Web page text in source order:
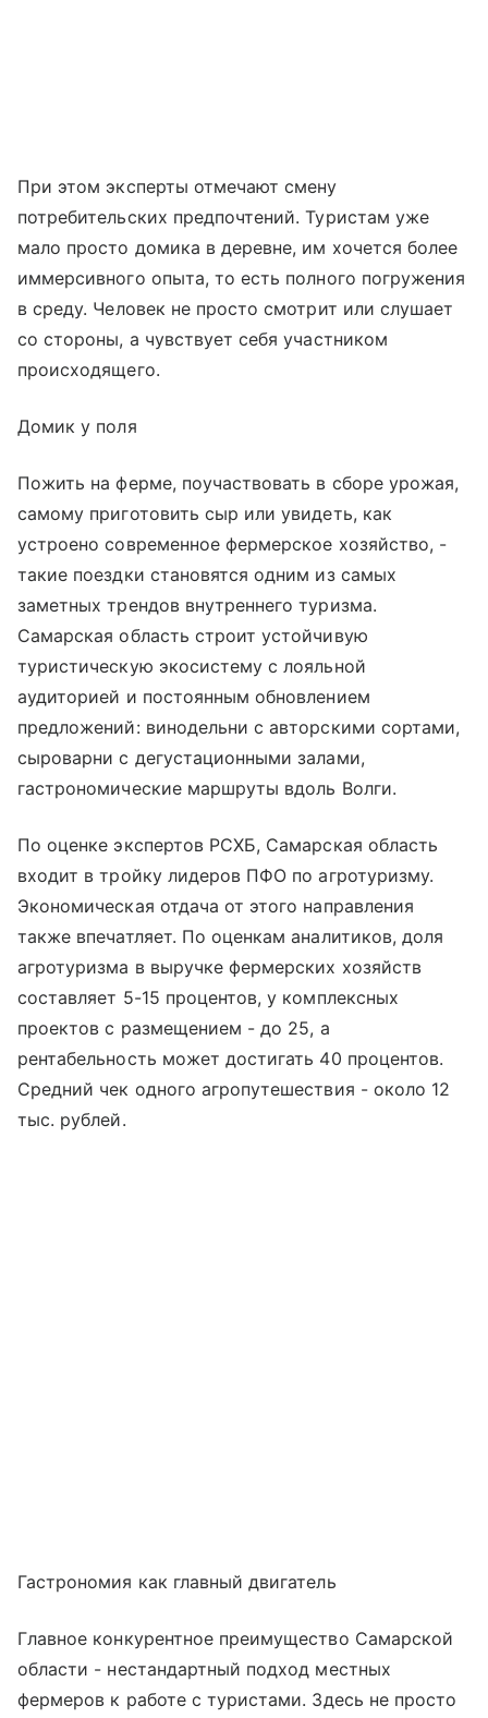
При этом эксперты отмечают смену
потребительских предпочтений. Туристам уже
мало просто домика в деревне, им хочется более
иммерсивного опыта, то есть полного погружения
в среду. Человек не просто смотрит или слушает
со стороны, а чувствует себя участником
происходящего.
Домик у поля
Пожить на ферме, поучаствовать в сборе урожая,
самому приготовить сыр или увидеть, как
устроено современное фермерское хозяйство, -
такие поездки становятся одним из самых
заметных трендов внутреннего туризма.
Самарская область строит устойчивую
туристическую экосистему с лояльной
аудиторией и постоянным обновлением
предложений: винодельни с авторскими сортами,
сыроварни с дегустационными залами,
гастрономические маршруты вдоль Волги.
По оценке экспертов РСХБ, Самарская область
входит в тройку лидеров ПФО по агротуризму.
Экономическая отдача от этого направления
также впечатляет. По оценкам аналитиков, доля
агротуризма в выручке фермерских хозяйств
составляет 5-15 процентов, у комплексных
проектов с размещением - до 25, а
рентабельность может достигать 40 процентов.
Средний чек одного агропутешествия - около 12
тыс. рублей.
Гастрономия как главный двигатель
Главное конкурентное преимущество Самарской
области - нестандартный подход местных
фермеров к работе с туристами. Здесь не просто